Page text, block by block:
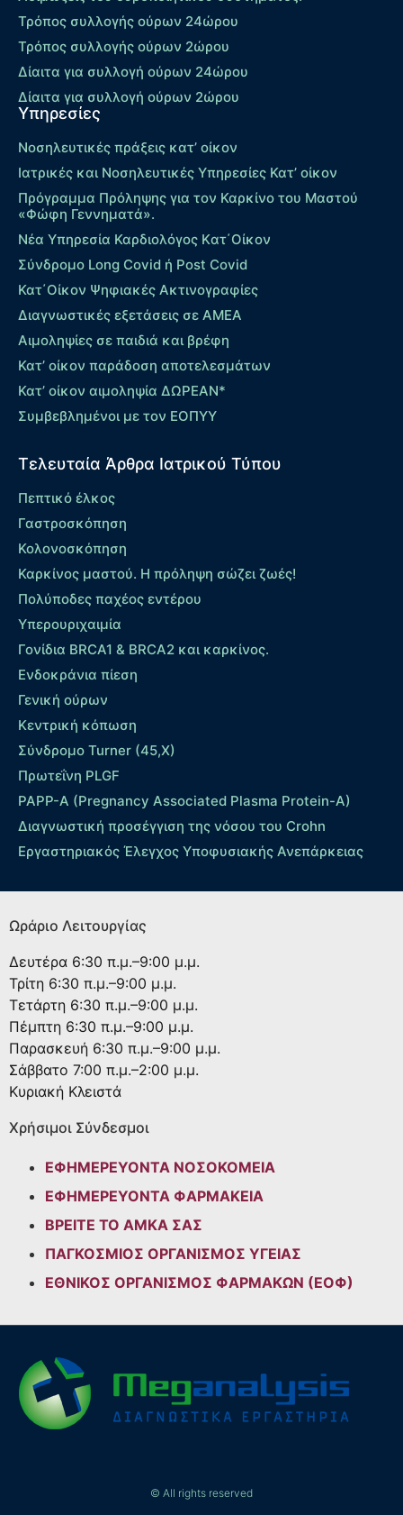
Τρόπος συλλογής ούρων 24ώρου
Τρόπος συλλογής ούρων 2ώρου
Δίαιτα για συλλογή ούρων 24ώρου
Δίαιτα για συλλογή ούρων 2ώρου
Υπηρεσίες
Νοσηλευτικές πράξεις κατ’ οίκον
Ιατρικές και Νοσηλευτικές Υπηρεσίες Κατ’ οίκον
Πρόγραμμα Πρόληψης για τον Καρκίνο του Μαστού
«Φώφη Γεννηματά».
Νέα Υπηρεσία Καρδιολόγος Kατ΄Οίκον
Σύνδρομο Long Covid ή Post Covid
Κατ΄Οίκον Ψηφιακές Ακτινογραφίες
Διαγνωστικές εξετάσεις σε ΑΜΕΑ
Αιμοληψίες σε παιδιά και βρέφη
Κατ’ οίκον παράδοση αποτελεσμάτων
Κατ’ οίκον αιμοληψία ΔΩΡΕΑΝ*
Συμβεβλημένοι με τον ΕΟΠΥΥ
Τελευταία Άρθρα Ιατρικού Τύπου
Πεπτικό έλκος
Γαστροσκόπηση
Κολονοσκόπηση
Καρκίνος μαστού. Η πρόληψη σώζει ζωές!
Πολύποδες παχέος εντέρου
Yπερουριχαιμία
Γονίδια BRCA1 & BRCA2 και καρκίνος.
Ενδοκράνια πίεση
Γενική ούρων
Κεντρική κόπωση
Σύνδρομο Turner (45,X)
Πρωτεΐνη PLGF
PAPP-A (Pregnancy Associated Plasma Protein-A)
Διαγνωστική προσέγγιση της νόσου του Crohn
Εργαστηριακός Έλεγχος Υποφυσιακής Ανεπάρκειας
Ωράριο Λειτουργίας
Δευτέρα 6:30 π.μ.–9:00 μ.μ.
Τρίτη 6:30 π.μ.–9:00 μ.μ.
Τετάρτη 6:30 π.μ.–9:00 μ.μ.
Πέμπτη 6:30 π.μ.–9:00 μ.μ.
Παρασκευή 6:30 π.μ.–9:00 μ.μ.
Σάββατο 7:00 π.μ.–2:00 μ.μ.
Κυριακή Κλειστά
Χρήσιμοι Σύνδεσμοι
ΕΦΗΜΕΡΕΥΟΝΤΑ ΝΟΣΟΚΟΜΕΙΑ
ΕΦΗΜΕΡΕΥΟΝΤΑ ΦΑΡΜΑΚΕΙΑ
ΒΡΕΙΤΕ ΤΟ ΑΜΚΑ ΣΑΣ
ΠΑΓΚΟΣΜΙΟΣ ΟΡΓΑΝΙΣΜΟΣ ΥΓΕΙΑΣ
ΕΘΝΙΚΟΣ ΟΡΓΑΝΙΣΜΟΣ ΦΑΡΜΑΚΩΝ (ΕΟΦ)
© All rights reserved